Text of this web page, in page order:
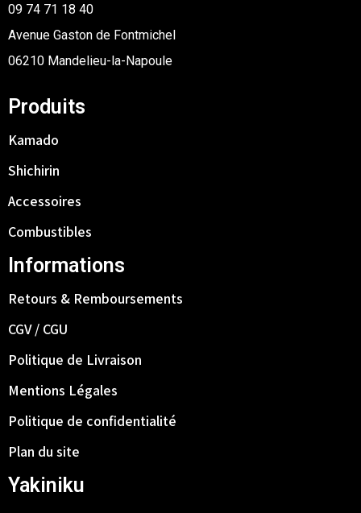
09 74 71 18 40
Avenue Gaston de Fontmichel
06210 Mandelieu-la-Napoule
Produits
Kamado
Shichirin
Accessoires
Combustibles
Informations
Retours & Remboursements
CGV / CGU
Politique de Livraison
Mentions Légales
Politique de confidentialité
Plan du site
Yakiniku